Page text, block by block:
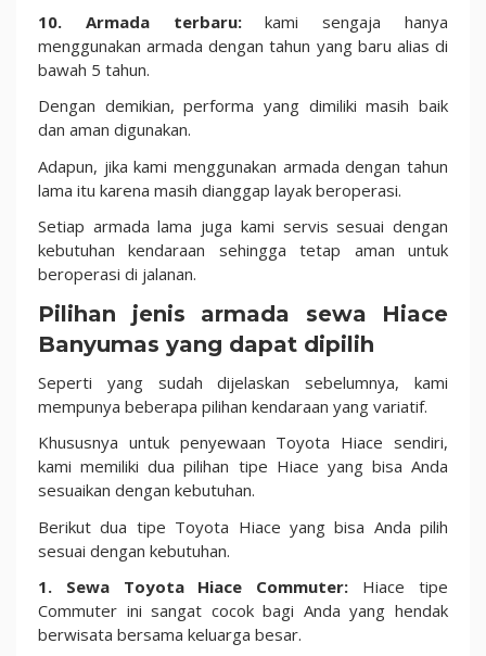
10. Armada terbaru:kami sengaja hanya
menggunakan armada dengan tahun yang baru alias di
bawah 5 tahun.
Dengan demikian, performa yang dimiliki masih baik
dan aman digunakan.
Adapun, jika kami menggunakan armada dengan tahun
lama itu karena masih dianggap layak beroperasi.
Setiap armada lama juga kami servis sesuai dengan
kebutuhan kendaraan sehingga tetap aman untuk
beroperasi di jalanan.
Pilihan jenis armada sewa Hiace
Banyumas yang dapat dipilih
Seperti yang sudah dijelaskan sebelumnya, kami
mempunya beberapa pilihan kendaraan yang variatif.
Khususnya untuk penyewaan Toyota Hiace sendiri,
kami memiliki dua pilihan tipe Hiace yang bisa Anda
sesuaikan dengan kebutuhan.
Berikut dua tipe Toyota Hiace yang bisa Anda pilih
sesuai dengan kebutuhan.
1. Sewa Toyota Hiace Commuter: Hiace tipe
Commuter ini sangat cocok bagi Anda yang hendak
berwisata bersama keluarga besar.